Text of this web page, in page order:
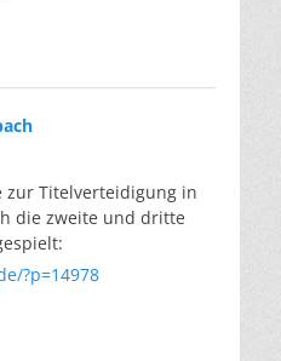
zur Titelverteidigung in
die zweite und dritte
?p=14978